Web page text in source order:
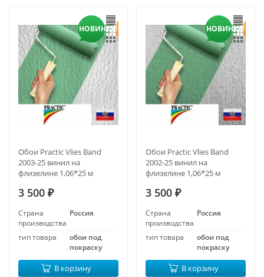
НОВИНКА!
Обои Practic Vlies Band
2003-25 винил на
флизелине 1,06*25 м
3 500 ₽
Страна
производства
Россия
тип товара
обои под
покраску
В корзину
НОВИНКА!
Обои Practic Vlies Band
2002-25 винил на
флизелине 1,06*25 м
3 500 ₽
Страна
производства
Россия
тип товара
обои под
покраску
В корзину